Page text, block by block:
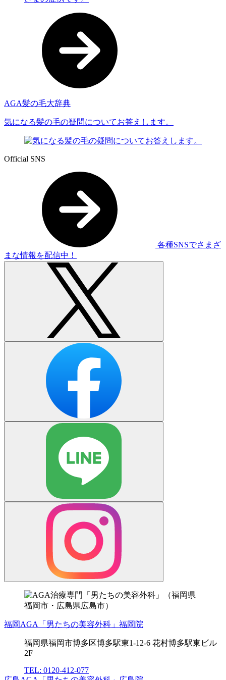
AGA髪の毛大辞典
気になる髪の⽑の疑問についてお答えします。
Official SNS
各種SNSでさまざ
まな情報を配信中！
福岡AGA「男たちの美容外科」福岡院
福岡県福岡市博多区博多駅東1-12-6 花村博多駅東ビル
2F
TEL: 0120-412-077